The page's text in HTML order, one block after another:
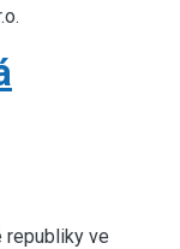
republiky ve